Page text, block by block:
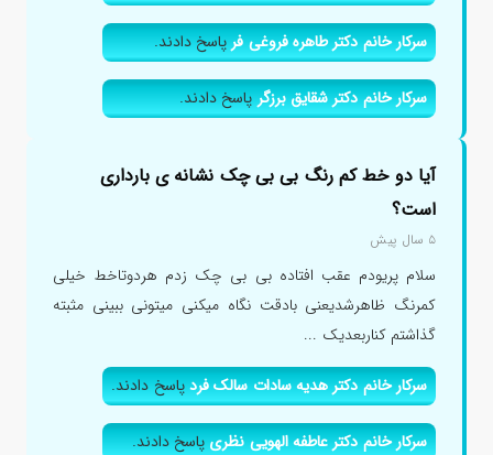
سرکار خانم دکتر طاهره فروغی فرپاسخ دادند.
سرکار خانم دکتر شقایق برزگرپاسخ دادند.
آیا دو خط کم رنگ بی بی چک نشانه ی بارداری
است؟
۵ سال پیش
سلام پریودم عقب افتاده بی بی چک زدم هردوتاخط خیلی
کمرنگ ظاهرشدیعنی بادقت نگاه میکنی میتونی ببینی مثبته
گذاشتم کناربعدیک ...
سرکار خانم دکتر هدیه سادات سالک فردپاسخ دادند.
سرکار خانم دکتر عاطفه الهویی نظریپاسخ دادند.